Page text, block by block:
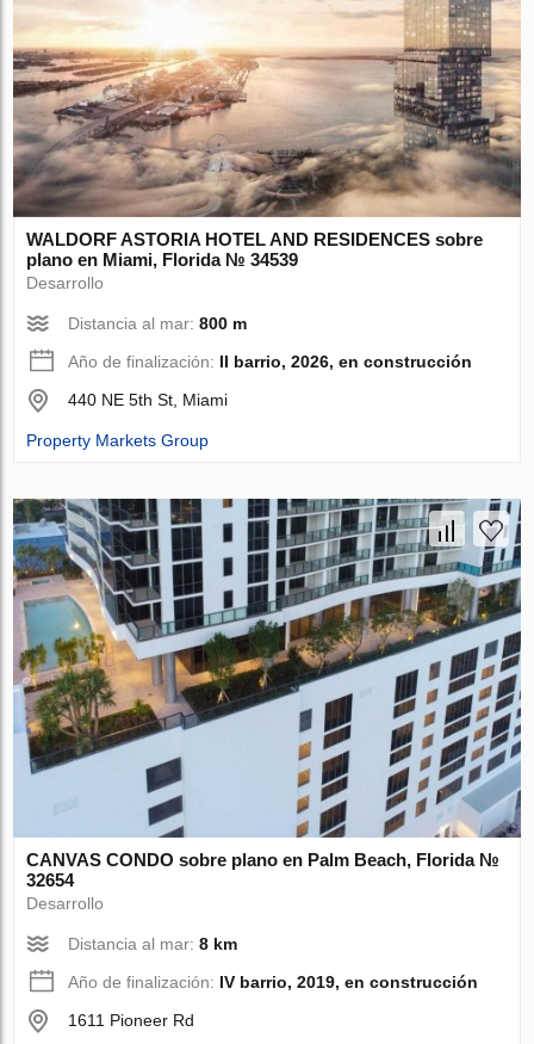
WALDORF ASTORIA HOTEL AND RESIDENCES sobre
plano en Miami, Florida № 34539
Desarrollo
Distancia al mar:800 m
Año de finalización: II barrio, 2026, en construcción
440 NE 5th St, Miami
Property Markets Group
CANVAS CONDO sobre plano en Palm Beach, Florida №
32654
Desarrollo
Distancia al mar:8 km
Año de finalización: IV barrio, 2019, en construcción
1611 Pioneer Rd